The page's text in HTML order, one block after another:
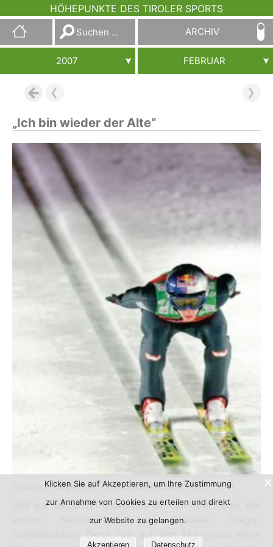
HÖHEPUNKTE DES TIROLER SPORTS
Suchen
nach:
ARCHIV
2007 FEBRUAR
„Ich bin wieder der Alte“
Triumph in Klingenthal - Gregor Schlierenzauer / Foto: GEPA
Still war es zuletzt geworden um den Überflieger der
ersten Saisonhälfte, den Stubaier Gregor
Schlierenzauer. Doch fast auf den Tag genau einen
Klicken Sie auf Akzeptieren, um Ihre Zustimmung
zur Annahme von Cookies zu erteilen und direkt
zur Website zu gelangen.
Akzeptieren Datenschutz